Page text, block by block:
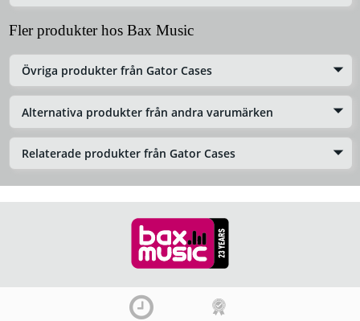
Fler produkter hos Bax Music
Övriga produkter från Gator Cases
Alternativa produkter från andra varumärken
Relaterade produkter från Gator Cases